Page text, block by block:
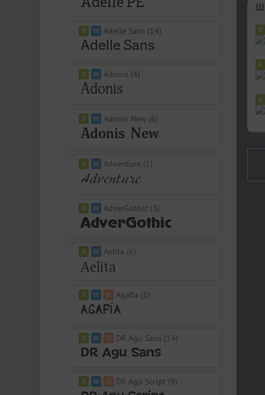
Adelle Sans (14)
Adonis (4)
Adonis New (6)
Adventure (1)
AdverGothic (3)
Aelita (6)
Agafia (1)
DR Agu Sans (14)
DR Agu Script (9)